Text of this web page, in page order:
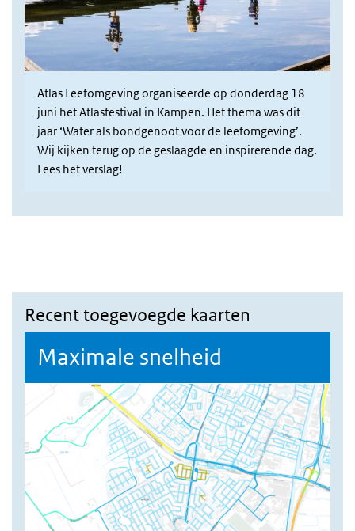
Atlas Leefomgeving organiseerde op donderdag 18
juni het Atlasfestival in Kampen. Het thema was dit
jaar ‘Water als bondgenoot voor de leefomgeving’.
Wij kijken terug op de geslaagde en inspirerende dag.
Lees het verslag!
Recent toegevoegde kaarten
Maximale snelheid